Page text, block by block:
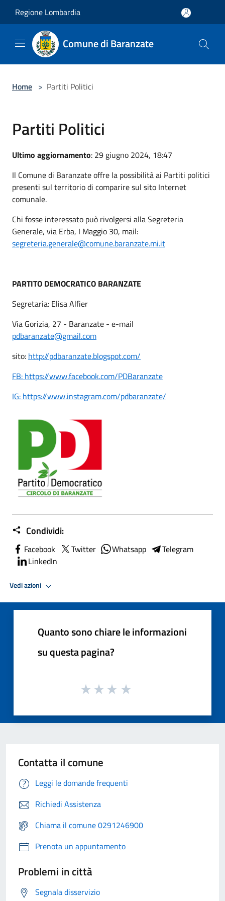
Regione Lombardia
Comune di Baranzate
Home > Partiti Politici
Partiti Politici
Ultimo aggiornamento: 29 giugno 2024, 18:47
Il Comune di Baranzate offre la possibilità ai Partiti politici
presenti sul territorio di comparire sul sito Internet
comunale.
Chi fosse interessato può rivolgersi alla Segreteria
Generale, via Erba, I Maggio 30, mail:
segreteria.generale@comune.baranzate.mi.it
PARTITO DEMOCRATICO BARANZATE
Segretaria: Elisa Alfier
Via Gorizia, 27 - Baranzate - e-mail
pdbaranzate@gmail.com
sito: http://pdbaranzate.blogspot.com/
FB: https://www.facebook.com/PDBaranzate
IG: https://www.instagram.com/pdbaranzate/
Condividi:
Facebook Twitter Whatsapp
Telegram
LinkedIn
Vedi azioni
Quanto sono chiare le informazioni
su questa pagina?
Contatta il comune
Leggi le domande frequenti
Richiedi Assistenza
Chiama il comune 0291246900
Prenota un appuntamento
Problemi in città
Segnala disservizio